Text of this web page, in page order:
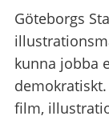
Göteborgs
kunna jobba
film,